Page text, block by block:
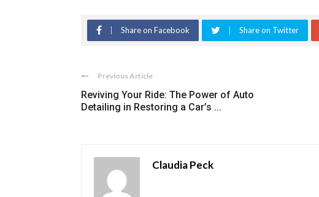
Share on Facebook Share on Twitter
Previous Article
Reviving Your Ride: The Power of Auto
Detailing in Restoring a Car’s ...
Claudia Peck